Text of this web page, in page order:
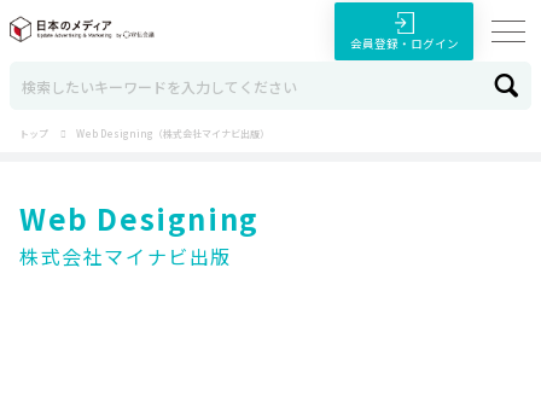
会員登録・ログイン
トップ Web Designing（株式会社マイナビ出版）
Web Designing
株式会社マイナビ出版